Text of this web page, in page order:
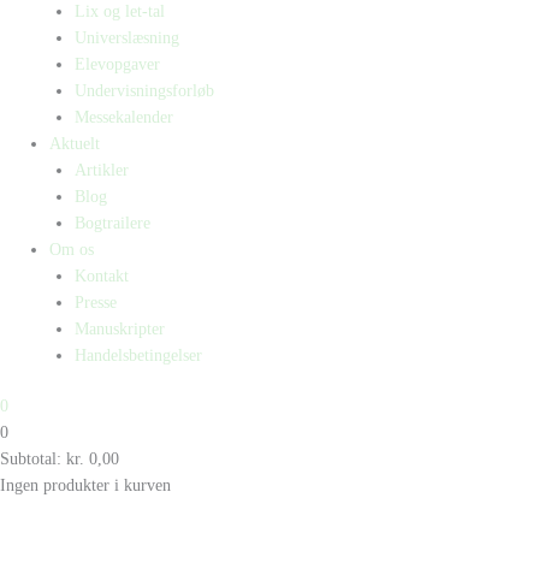
Lix og let-tal
Universlæsning
Elevopgaver
Undervisningsforløb
Messekalender
Aktuelt
Artikler
Blog
Bogtrailere
Om os
Kontakt
Presse
Manuskripter
Handelsbetingelser
0
0
Subtotal: kr. 0,00
Ingen produkter i kurven